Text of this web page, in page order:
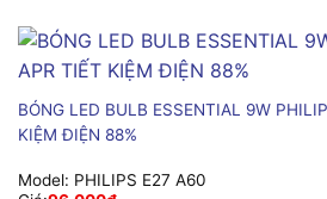
BÓNG LED BULB ESSENTIAL 9W
KIỆM ĐIỆN 88%
Model: PHILIPS E27 A60